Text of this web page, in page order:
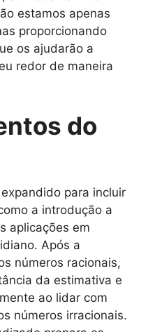
estamos apenas
proporcionando
os ajudarão a
redor de maneira
do
para incluir
a introdução a
aplicações em
Após a
números racionais,
da estimativa e
ao lidar com
números irracionais.